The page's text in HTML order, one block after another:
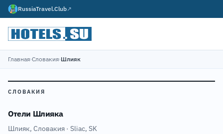
RussiaTravel.Club↗
Главная›Словакия›Шлияк
СЛОВАКИЯ
Отели Шлияка
Шлияк, Словакия · Sliac, SK